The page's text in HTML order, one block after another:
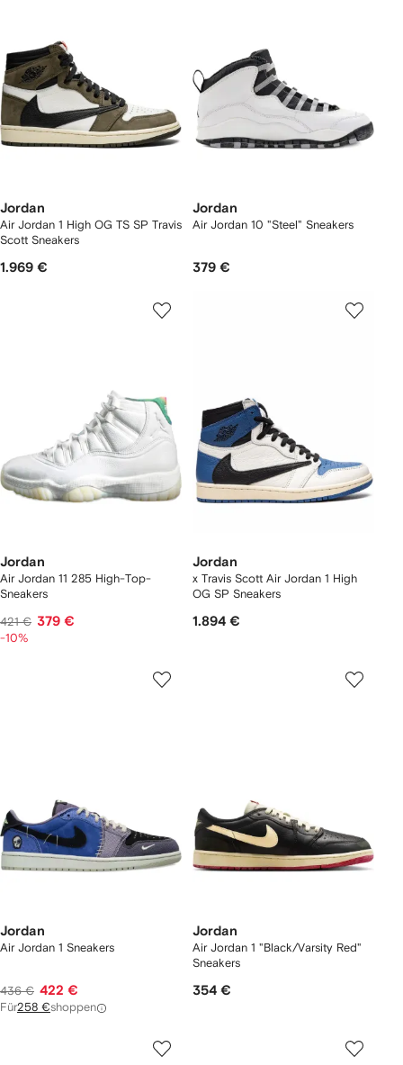
Jordan
Air Jordan 1 High OG TS SP Travis
Scott Sneakers
1.969 €
Jordan
Air Jordan 10 "Steel" Sneakers
379 €
Jordan
Air Jordan 11 285 High-Top-
Sneakers
421 € 379 €
-10%
Jordan
x Travis Scott Air Jordan 1 High
OG SP Sneakers
1.894 €
Jordan
Air Jordan 1 Sneakers
436 € 422 €
Für258 €shoppen
Jordan
Air Jordan 1 "Black/Varsity Red"
Sneakers
354 €